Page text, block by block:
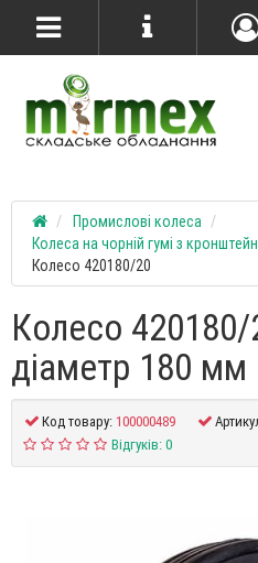
Промислові колеса
Колеса на чорній гумі з
Колесо 420180/20
Колесо
діаметр 180 мм
Код товару:100000489
Відгуків: 0